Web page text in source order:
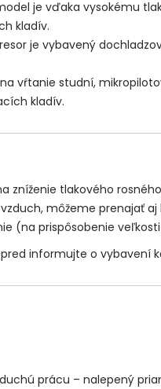
je vďaka vysokému
kladív.
je vybavený
vŕtanie studní,
kladív.
zníženie tlakového
môžeme prenajať
(na prispôsobenie
informujte o vybavení
prácu – nalepený